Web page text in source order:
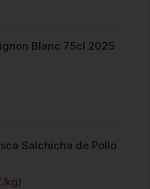
Blanc 75cl 2025
Salchicha de Pollo
/kg)